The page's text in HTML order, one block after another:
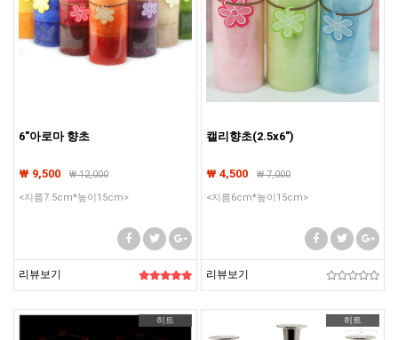
6"아로마 향초
₩ 9,500 ₩12,000
<지름7.5cm*높이15cm>
리뷰보기
캘리향초(2.5x6")
₩ 4,500 ₩7,000
<지름6cm*높이15cm>
리뷰보기
히트 히트